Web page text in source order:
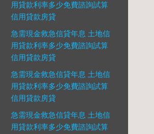
用貸款利率多少免費諮詢試算
信用貸款房貸
急需現金救急信貸年息 土地信
用貸款利率多少免費諮詢試算
信用貸款房貸
急需現金救急信貸年息 土地信
用貸款利率多少免費諮詢試算
信用貸款房貸
急需現金救急信貸年息 土地信
用貸款利率多少免費諮詢試算